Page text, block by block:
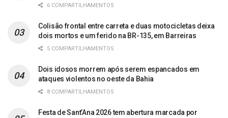
6 COMPARTILHAMENTOS
Colisão frontal entre carreta e duas motocicletas deixa
dois mortos e um ferido na BR-135, em Barreiras
5 COMPARTILHAMENTOS
Dois idosos morrem após serem espancados em
ataques violentos no oeste da Bahia
8 COMPARTILHAMENTOS
Festa de Sant’Ana 2026 tem abertura marcada por